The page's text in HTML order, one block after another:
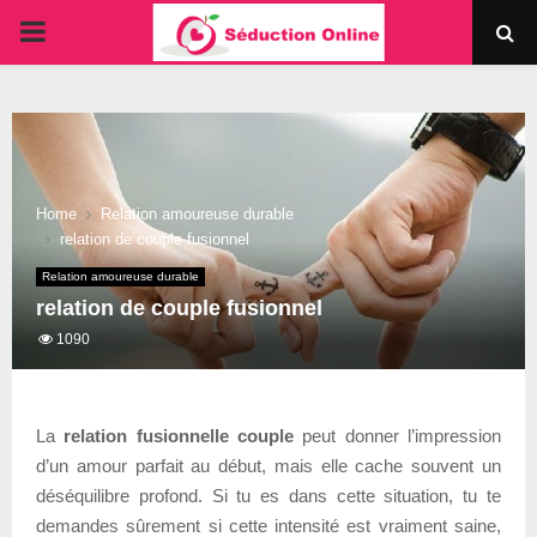
PRIMARY
Home
Relation amoureuse durable
relation de couple fusionnel
Relation amoureuse durable
relation de couple fusionnel
1090
La relation fusionnelle couple peut donner l’impression
d’un amour parfait au début, mais elle cache souvent un
déséquilibre profond. Si tu es dans cette situation, tu te
demandes sûrement si cette intensité est vraiment saine,